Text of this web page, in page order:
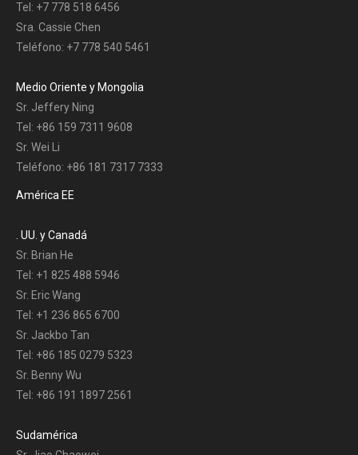
Tel: +7 778 518 6456
Sra. Cassie Chen
Teléfono: +7 778 540 5461
Medio Oriente y Mongolia
Sr. Jeffery Ning
Tel: +86 159 7311 9608
Sr. Wei Li
Teléfono: +86 181 7317 7333
América EE
. UU. y Canadá
Sr. Brian He
Tel: +1 825 488 5946
Sr. Eric Wang
Tel: +1 236 865 6700
Sr. Jackbo Tan
Tel: +86 185 0279 5323
Sr. Benny Wu
Tel: +86 191 1897 2561
Sudamérica